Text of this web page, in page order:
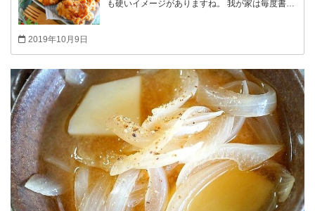
も硬いイメージがありますね。 我が家は毎度書い
柔らかくするのに、 何度か試作して、ここ1週間
ほどほぼ、毎日食べていましたｗ （子供が試験中
でお昼はいつも揚げたてを出していましたｗ） そ
れで、さらに柔らかくジューシーになる作り方が
出来ました！ 水の下漬け30分＋調味液の下漬け
30分の合計1時間で むね肉が柔らかジューシーな
もも肉みたいになるんです♪ 近くのスーパーで国
産100g38円なんで、 我が家にはありがたいメイ
ンになります(*//∇//*)
2019年10月9日